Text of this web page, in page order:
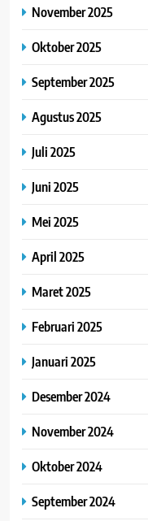
November 2025
Oktober 2025
September 2025
Agustus 2025
Juli 2025
Juni 2025
Mei 2025
April 2025
Maret 2025
Februari 2025
Januari 2025
Desember 2024
November 2024
Oktober 2024
September 2024